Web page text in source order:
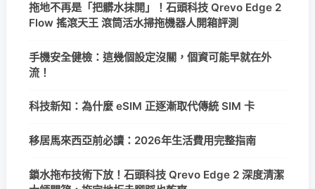
拖地不再是「把髒水抹開」！石頭科技 Qrevo Edge 2
Flow 搖滾天王 滾筒活水掃拖機器人開箱評測
手機安全健檢：這幾個設定沒關，個資可能早就在外
流！
科技新知：為什麼 eSIM 正逐漸取代傳統 SIM 卡
移居馬來西亞前必讀：2026年生活費用完整指南
鎖水拖布技術下放！石頭科技 Qrevo Edge 2 深度清潔